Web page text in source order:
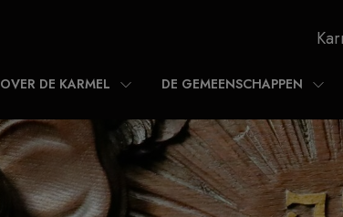
OVER DE KARMEL DE GEMEENSCHAPPEN